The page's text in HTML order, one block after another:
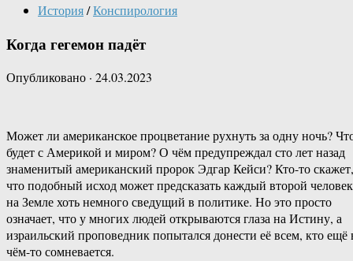
История/Конспирология
Когда гегемон падёт
Опубликовано · 24.03.2023
Может ли американское процветание рухнуть за одну ночь?
будет с Америкой и миром? О чём предупреждал сто лет назад
знаменитый американский пророк Эдгар Кейси? Кто-то скажет,
что подобный исход может предсказать каждый второй человек
на Земле хоть немного сведущий в политике. Но это просто
означает, что у многих людей открываются глаза на Истину, а
израильский проповедник попытался донести её всем, кто ещё
чём-то сомневается.